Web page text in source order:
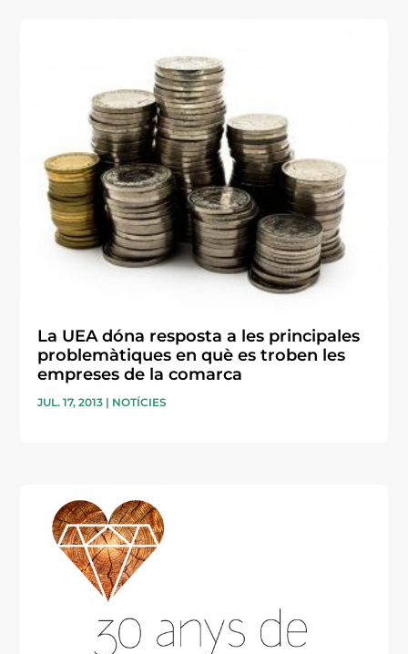
La UEA dóna resposta a les principales
problemàtiques en què es troben les
empreses de la comarca
JUL. 17, 2013 | NOTÍCIES